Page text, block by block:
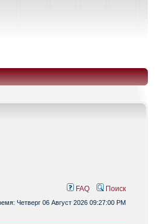
FAQ Поиск
Четверг 06 Август 2026 09:27:00 PM